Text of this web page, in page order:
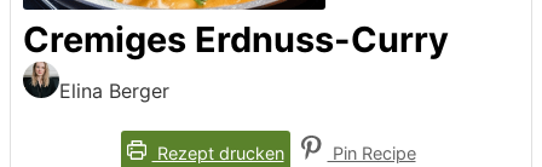
Cremiges Erdnuss-Curry
Elina Berger
Rezept drucken Pin Recipe